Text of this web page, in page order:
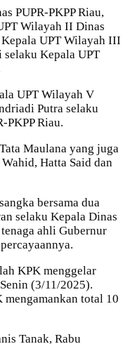
PUPR-PKPP Riau,
Wilayah II Dinas
Kepala UPT Wilayah III
selaku Kepala UPT
UPT Wilayah V
Putra selaku
PKPP Riau.
Maulana yang juga
Hatta Said dan
bersama dua
selaku Kepala Dinas
ahli Gubernur
KPK menggelar
(3/11/2025).
mengamankan total 10
Tanak, Rabu